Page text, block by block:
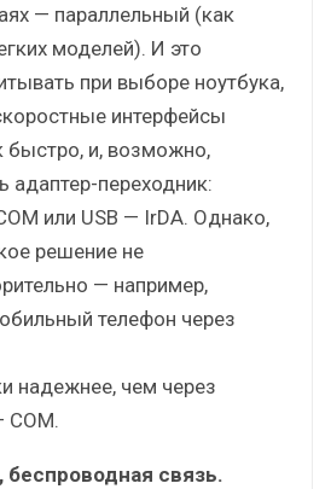
— параллельный (как
моделей). И это
при выборе ноутбука,
интерфейсы
быстро, и, возможно,
адаптер-переходник:
или USB — IrDA. Однако,
решение не
— например,
телефон через
надежнее, чем через
COM.
связь.